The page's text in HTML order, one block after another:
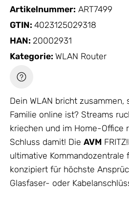
Artikelnummer: ART7499
GTIN: 4023125029318
HAN: 20002931
Kategorie: WLAN Router
Dein WLAN bricht zusammen,
Familie online ist? Streams
kriechen und im Home-Office
Schluss damit! Die AVM
ultimative Kommandozentrale
konzipiert für höchste
Glasfaser- oder